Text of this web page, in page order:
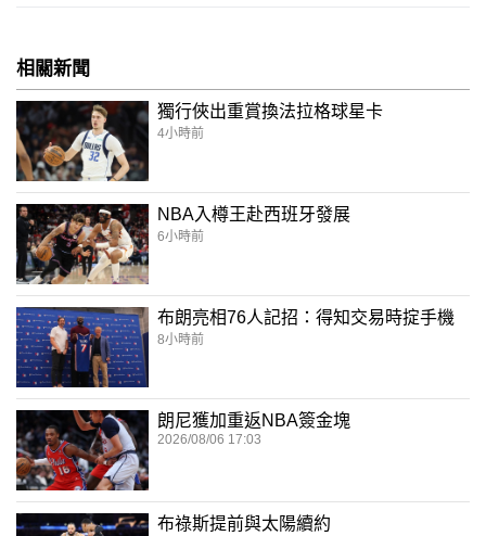
相關新聞
獨行俠出重賞換法拉格球星卡
4小時前
NBA入樽王赴西班牙發展
6小時前
布朗亮相76人記招：得知交易時掟手機
8小時前
朗尼獲加重返NBA簽金塊
2026/08/06 17:03
布祿斯提前與太陽續約